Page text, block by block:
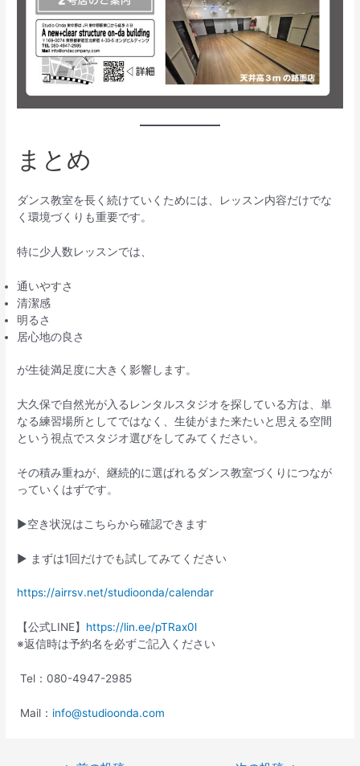
まとめ
ダンス教室を長く続けていくためには、レッスン内容だけでな
く環境づくりも重要です。
特に少人数レッスンでは、
通いやすさ
清潔感
明るさ
居心地の良さ
が生徒満足度に大きく影響します。
大久保で自然光が入るレンタルスタジオを探している方は、単
なる練習場所としてではなく、生徒がまた来たいと思える空間
という視点でスタジオ選びをしてみてください。
その積み重ねが、継続的に選ばれるダンス教室づくりにつなが
っていくはずです。
▶︎空き状況はこちらから確認できます
▶︎ まずは1回だけでも試してみてください
https://airrsv.net/studioonda/calendar
【公式LINE】 https://lin.ee/pTRax0l
※返信時は予約名を必ずご記入ください
Tel：080-4947-2985
Mail： info@studioonda.com